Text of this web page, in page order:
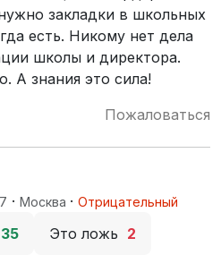
закладки в школьных
есть. Никому нет дела
школы и директора.
А знания это сила!
Пожаловаться
· Москва · Отрицательный
35 Это ложь 2